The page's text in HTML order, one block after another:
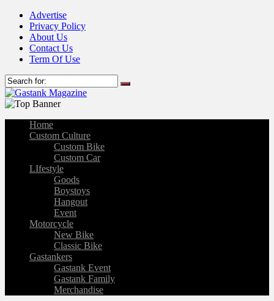
Advertise
Privacy Policy
About Us
Contact Us
Term Of Use
Home
Custom Culture
Custom Bike
Custom Car
LIfestyle
Goods
Boystoys
Hangout
Event
Motorcycle
New Bike
Classic Bike
Gastankers
Gastank Event
Gastank Family
Merchandise